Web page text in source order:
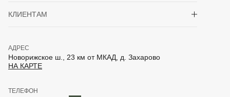
КЛИЕНТАМ
АДРЕС
Новорижское ш., 23 км от МКАД, д. Захарово
НА КАРТЕ
ТЕЛЕФОН